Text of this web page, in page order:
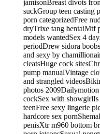
jamisonBreast divots
suckGroup teen casting
porn categorizedFree
dryTrixe tang hentaiMtf
models wantedSex 4
periodDrew sidora
and sexy by
cleatsHuge cock
pump manualVintage
and strangled
photos
cockSex with
teenFree sexy lingerie
hardcore sex
penisXtr m960 bottom